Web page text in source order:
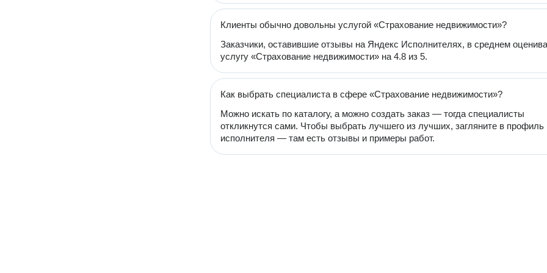
Клиенты обычно довольны услугой «Страхование недвижимости»?
Заказчики, оставившие отзывы на Яндекс Исполнителях, в среднем
услугу «Страхование недвижимости» на 4.8 из 5.
Как выбрать специалиста в сфере «Страхование недвижимости»?
Можно искать по каталогу, а можно создать заказ — тогда специалисты
откликнутся сами. Чтобы выбрать лучшего из лучших, загляните в профиль
исполнителя — там есть отзывы и примеры работ.